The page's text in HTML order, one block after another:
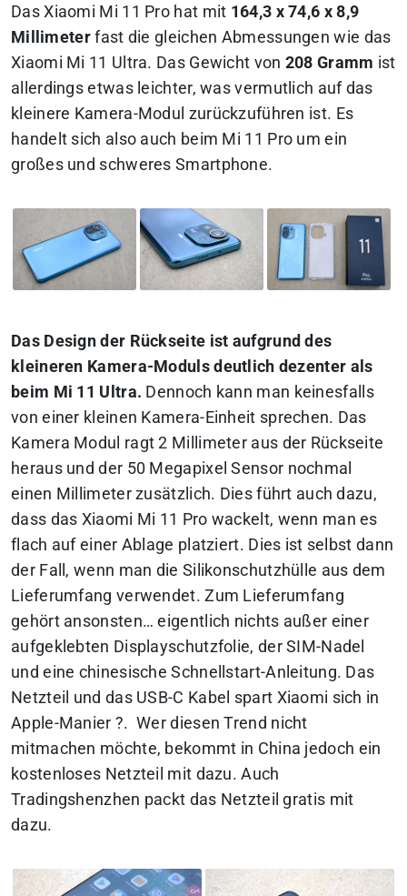
Das Xiaomi Mi 11 Pro hat mit 164,3 x 74,6 x 8,9
Millimeter fast die gleichen Abmessungen wie das
Xiaomi Mi 11 Ultra. Das Gewicht von 208 Gramm ist
allerdings etwas leichter, was vermutlich auf das
kleinere Kamera-Modul zurückzuführen ist. Es
handelt sich also auch beim Mi 11 Pro um ein
großes und schweres Smartphone.
Das Design der Rückseite ist aufgrund des
kleineren Kamera-Moduls deutlich dezenter als
beim Mi 11 Ultra. Dennoch kann man keinesfalls
von einer kleinen Kamera-Einheit sprechen. Das
Kamera Modul ragt 2 Millimeter aus der Rückseite
heraus und der 50 Megapixel Sensor nochmal
einen Millimeter zusätzlich. Dies führt auch dazu,
dass das Xiaomi Mi 11 Pro wackelt, wenn man es
flach auf einer Ablage platziert. Dies ist selbst dann
der Fall, wenn man die Silikonschutzhülle aus dem
Lieferumfang verwendet. Zum Lieferumfang
gehört ansonsten… eigentlich nichts außer einer
aufgeklebten Displayschutzfolie, der SIM-Nadel
und eine chinesische Schnellstart-Anleitung. Das
Netzteil und das USB-C Kabel spart Xiaomi sich in
Apple-Manier ?. Wer diesen Trend nicht
mitmachen möchte, bekommt in China jedoch ein
kostenloses Netzteil mit dazu. Auch
Tradingshenzhen packt das Netzteil gratis mit
dazu.